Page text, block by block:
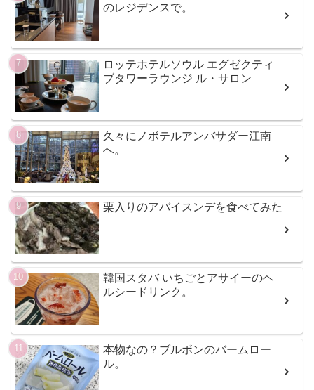
のレジデンスで。
ロッテホテルソウル エグゼクティ
ブタワーラウンジ ル・サロン
久々にノボテルアンバサダー江南
へ。
栗入りのアバイスンデを食べてみた
韓国スタバ いちごとアサイーのヘ
ルシードリンク。
本物なの？ブルボンのバームロー
ル。